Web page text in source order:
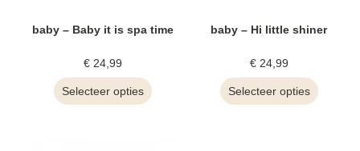
baby – Baby it is spa time
€ 24,99
Selecteer opties
baby – Hi little shiner
€24,99
Selecteer opties